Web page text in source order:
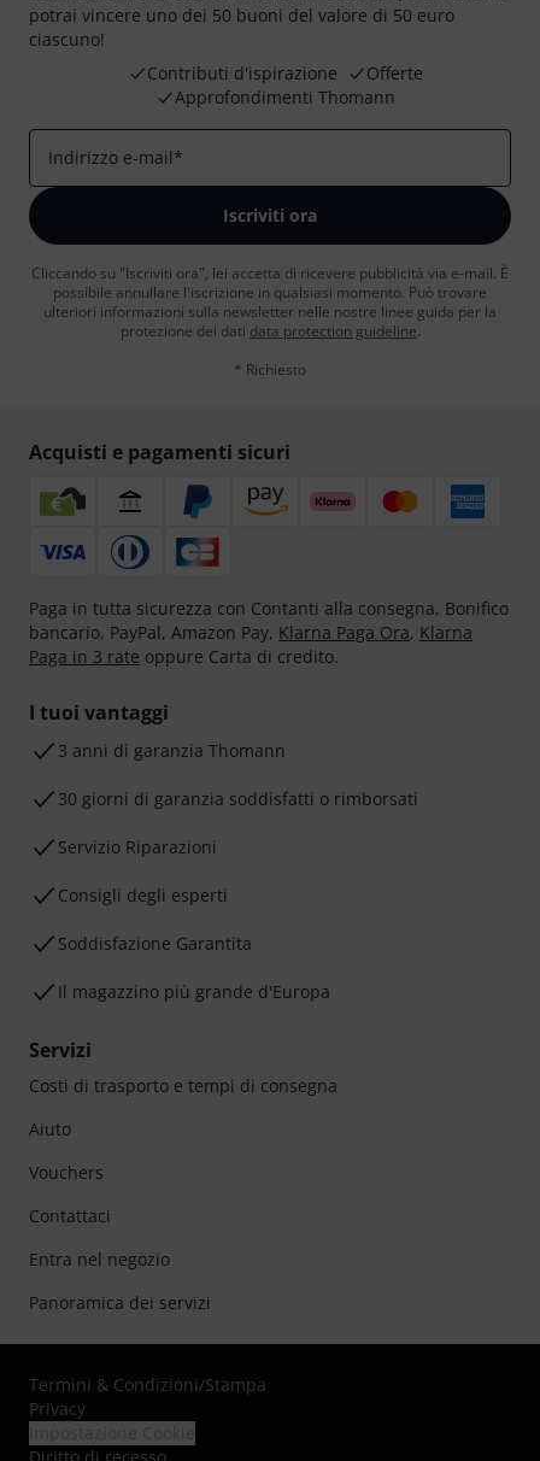
potrai vincere uno dei 50 buoni del valore di 50 euro
ciascuno!
Contributi d'ispirazione
Offerte
Approfondimenti Thomann
Indirizzo e-mail*
Iscriviti ora
Cliccando su "Iscriviti ora", lei accetta di ricevere pubblicità via e-mail. È
possibile annullare l'iscrizione in qualsiasi momento. Può trovare
ulteriori informazioni sulla newsletter nelle nostre linee guida per la
protezione dei dati data protection guideline.
* Richiesto
Acquisti e pagamenti sicuri
Paga in tutta sicurezza con Contanti alla consegna, Bonifico
bancario, PayPal, Amazon Pay, Klarna Paga Ora, Klarna
Paga in 3 rate oppure Carta di credito.
I tuoi vantaggi
3 anni di garanzia Thomann
30 giorni di garanzia soddisfatti o rimborsati
Servizio Riparazioni
Consigli degli esperti
Soddisfazione Garantita
Il magazzino più grande d'Europa
Servizi
Costi di trasporto e tempi di consegna
Aiuto
Vouchers
Contattaci
Entra nel negozio
Panoramica dei servizi
Termini & Condizioni/Stampa
Privacy